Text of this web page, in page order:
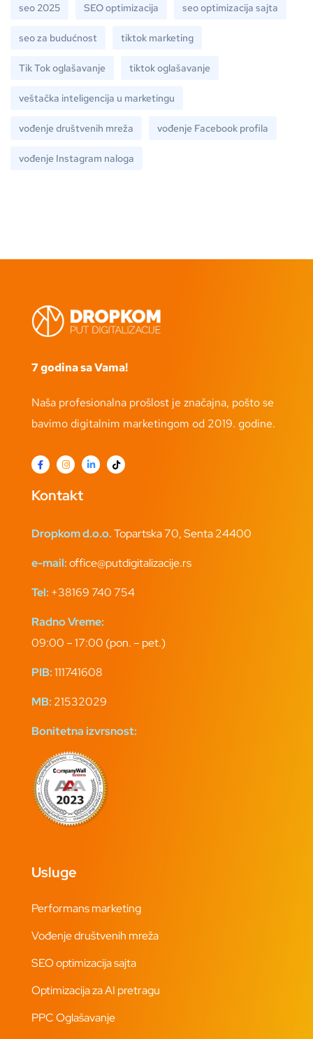
seo 2025 SEO optimizacija seo optimizacija sajta
seo za budućnost tiktok marketing
Tik Tok oglašavanje tiktok oglašavanje
veštačka inteligencija u marketingu
vođenje društvenih mreža vođenje Facebook profila
vođenje Instagram naloga
7 godina sa Vama!
Naša profesionalna prošlost je značajna, pošto se
bavimo digitalnim marketingom od 2019. godine.
Kontakt
Dropkom d.o.o.Topartska 70, Senta 24400
e-mail:office@putdigitalizacije.rs
Tel: +38169 740 754
Radno Vreme:
09:00 – 17:00 (pon. – pet.)
PIB:111741608
MB: 21532029
Bonitetna izvrsnost:
Usluge
Performans marketing
Vođenje društvenih mreža
SEO optimizacija sajta
Optimizacija za AI pretragu
PPC Oglašavanje